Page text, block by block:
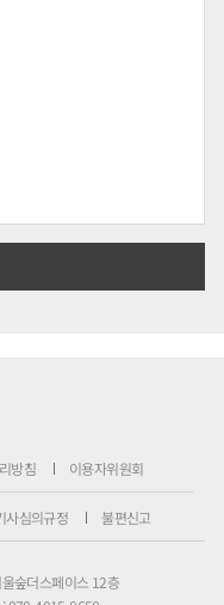
방침 이용자위원회
사심의규정 불편신고
숲더스페이스 12층